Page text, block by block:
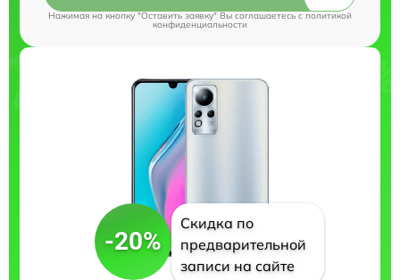
Нажимая на кнопку "Оставить заявку" Вы соглашаетесь cполитикой
конфиденциальности
-20%
Скидка по
предварительной
записи на сайте